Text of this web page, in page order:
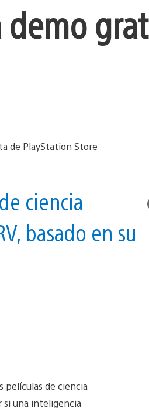
demo
ciencia
basado en su
películas de ciencia
si una inteligencia